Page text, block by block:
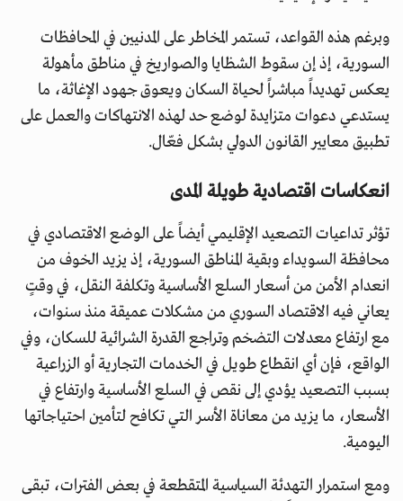
وبرغم هذه القواعد، تستمر المخاطر على المدنيين في المحافظات
السورية، إذ إن سقوط الشظايا والصواريخ في مناطق مأهولة
يعكس تهديداً مباشراً لحياة السكان ويعوق جهود الإغاثة، ما
يستدعي دعوات متزايدة لوضع حد لهذه الانتهاكات والعمل على
تطبيق معايير القانون الدولي بشكل فعّال.
انعكاسات اقتصادية طويلة المدى
تؤثر تداعيات التصعيد الإقليمي أيضاً على الوضع الاقتصادي في
محافظة السويداء وبقية المناطق السورية، إذ يزيد الخوف من
انعدام الأمن من أسعار السلع الأساسية وتكلفة النقل، في وقتٍ
يعاني فيه الاقتصاد السوري من مشكلات عميقة منذ سنوات،
مع ارتفاع معدلات التضخم وتراجع القدرة الشرائية للسكان، وفي
الواقع، فإن أي انقطاع طويل في الخدمات التجارية أو الزراعية
بسبب التصعيد يؤدي إلى نقص في السلع الأساسية وارتفاع في
الأسعار، ما يزيد من معاناة الأسر التي تكافح لتأمين احتياجاتها
اليومية.
ومع استمرار التهدئة السياسية المتقطعة في بعض الفترات، تبقى